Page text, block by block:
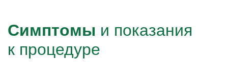
Симптомы и показания
к процедуре